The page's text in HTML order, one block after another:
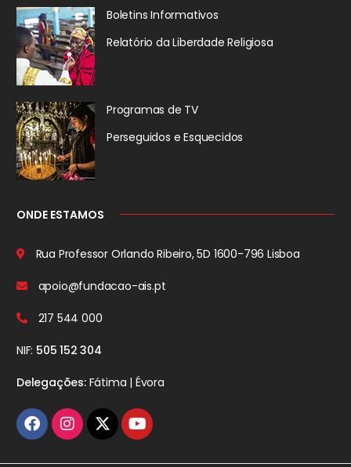
Boletins Informativos
Relatório da Liberdade Religiosa
Programas de TV
Perseguidos e Esquecidos
ONDE ESTAMOS
Rua Professor Orlando Ribeiro, 5D 1600-796 Lisboa
apoio@fundacao-ais.pt
217 544 000
NIF: 505 152 304
Delegações:Fátima | Évora